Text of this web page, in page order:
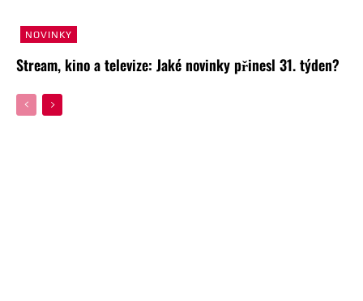
NOVINKY
Stream, kino a televize: Jaké novinky přinesl 31. týden?